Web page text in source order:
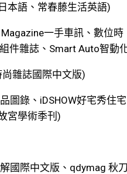
本語、常春藤生活英語)
一手車訊、數位時
件雜誌、 Smart Auto智動
尚雜誌國際中文版)
圖錄、 iDSHOW好宅秀住
宮學術季刊 )
國際中文版、 qdymag 秋